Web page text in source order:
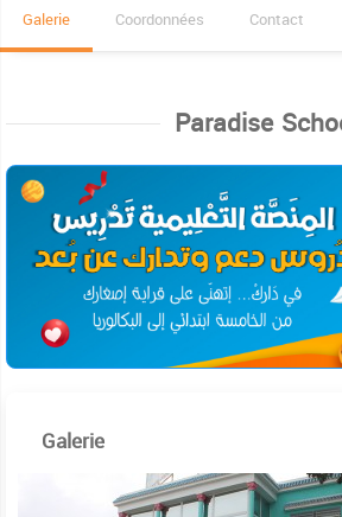
Galerie Coordonnées Contact
Paradise
Galerie